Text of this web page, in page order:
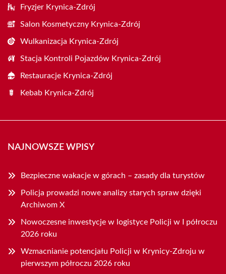
Fryzjer Krynica-Zdrój
Salon Kosmetyczny Krynica-Zdrój
Wulkanizacja Krynica-Zdrój
Stacja Kontroli Pojazdów Krynica-Zdrój
Restauracje Krynica-Zdrój
Kebab Krynica-Zdrój
NAJNOWSZE WPISY
Bezpieczne wakacje w górach – zasady dla turystów
Policja prowadzi nowe analizy starych spraw dzięki
Archiwom X
Nowoczesne inwestycje w logistyce Policji w I półroczu
2026 roku
Wzmacnianie potencjału Policji w Krynicy-Zdroju w
pierwszym półroczu 2026 roku